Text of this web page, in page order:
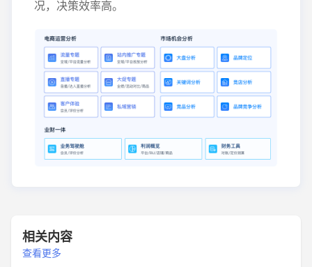
况，决策效率高。
相关内容
查看更多